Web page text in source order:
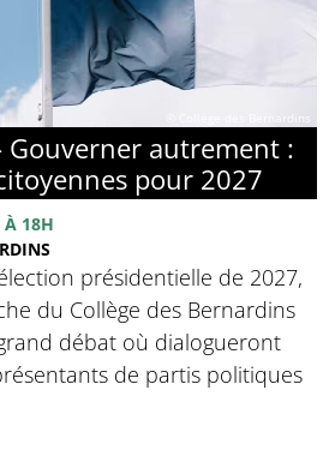
Gouverner autrement :
pour 2027
À 18H
présidentielle de 2027,
du Collège des Bernardins
débat où dialogueront
de partis politiques